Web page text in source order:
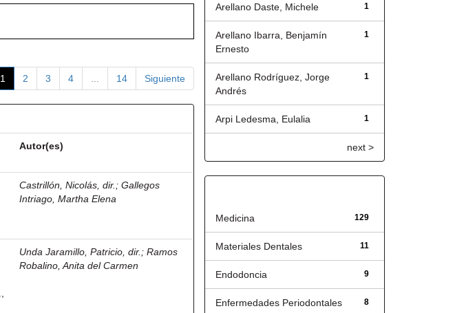
1 2 3 4 14 Siguiente
Autor(es)
Castrillón, Nicolás, dir. ;Gallegos
Intriago, Martha Elena
Unda Jaramillo, Patricio, dir. ;Ramos
Robalino, Anita del Carmen
1
Arellano Daste, Michele
1
Arellano Ibarra, Benjamín
Ernesto
1
Arellano Rodríguez, Jorge
Andrés
1
Arpi Ledesma, Eulalia
next >
129
Medicina
11
Materiales Dentales
9
Endodoncia
8
Enfermedades Periodontales